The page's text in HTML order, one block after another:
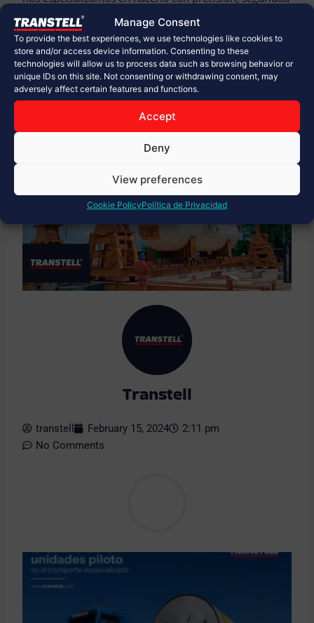
Manage Consent
To provide the best experiences, we use technologies like cookies to
store and/or access device information. Consenting to these
technologies will allow us to process data such as browsing behavior or
unique IDs on this site. Not consenting or withdrawing consent, may
adversely affect certain features and functions.
Accept
Deny
View preferences
Cookie PolicyPolítica de Privacidad
y eficiencia. Con cada maniobra, demostramos que
detrás de cada movimiento hay un equipo dedicado y
una ingeniería innovadora. Moviendo al mundo.
Transtell
transtell February 15, 2024
2:11 pm
No Comments